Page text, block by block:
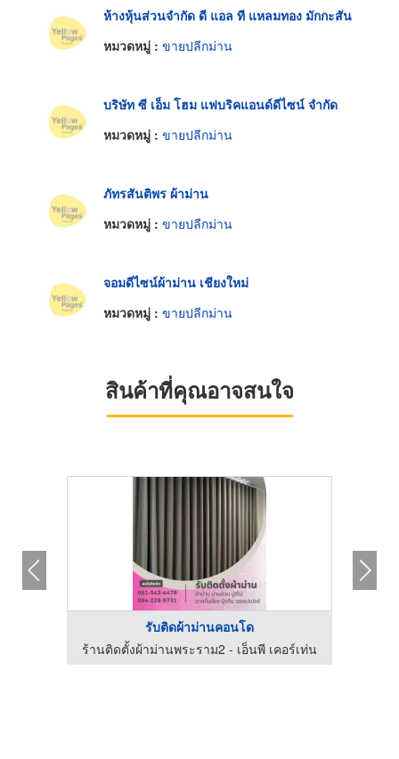
ห้างหุ้นส่วนจำกัด ดี แอล ที แหลมทอง มักกะสัน
หมวดหมู่ : ขายปลีกม่าน
บริษัท ซี เอ็ม โฮม แฟบริคแอนด์ดีไซน์ จำกัด
หมวดหมู่ : ขายปลีกม่าน
ภัทรสันติพร ผ้าม่าน
หมวดหมู่ : ขายปลีกม่าน
จอมดีไซน์ผ้าม่าน เชียงใหม่
หมวดหมู่ : ขายปลีกม่าน
สินค้าที่คุณอาจสนใจ
รับติดผ้าม่านคอนโด
ร้านติดตั้งผ้าม่านพระราม2 - เอ็นพี เคอร์เท่น